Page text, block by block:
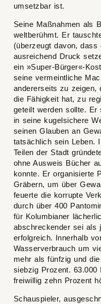
umsetzbar ist.
Seine Maßnahmen als
weltberühmt. Er
(überzeugt davon,
ausreichend Druck
ein »Super-Bürger«-
seine vermeintliche
andererseits zu zeigen,
die Fähigkeit hat, zu
geteilt werden sollte.
in seine kugelsichere
seinen Glauben an
tatsächlich sein Leben.
Teilen der Stadt
ohne Ausweis Bücher
konnte. Er organisierte
Gräbern, um über
feuerte die korrupte
durch über 400
für Kolumbianer
abschreckender sei als
erfolgreich. Innerhalb
Wasserverbrauch um
mehr als fünfzig und
siebzig Prozent. 63.000
freiwillig zehn Prozent
Schauspieler,